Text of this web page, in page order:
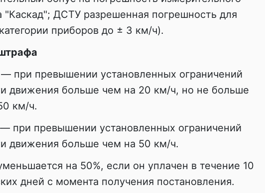
"Каскад"; ДСТУ разрешенная погрешность для
приборов до ± 3 км/ч).
— при превышении установленных ограничений
движения больше чем на 20 км/ч, но не больше
км/ч.
при превышении установленных ограничений
движения больше чем на 50 км/ч.
на 50%, если он уплачен в течение 10
дней с момента получения постановления.